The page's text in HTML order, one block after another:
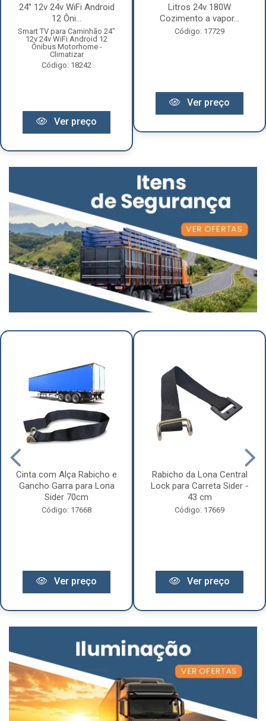
24” 12v 24v WiFi Android
12 Ôni...
Smart TV para Caminhão 24"
12v 24v WiFi Android 12
Ônibus Motorhome -
Climatizar
Código: 18242
Ver preço
Litros 24v 180W
Cozimento a vapor...
Código: 17729
Ver preço
Cinta com Alça Rabicho e
Gancho Garra para Lona
Sider 70cm
Código: 17668
Ver preço
Rabicho da Lona Central
Lock para Carreta Sider -
43 cm
Código: 17669
Ver preço